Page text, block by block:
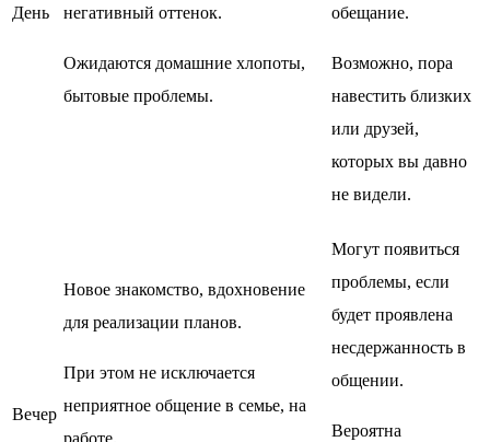
День
негативный оттенок.
Ожидаются домашние хлопоты,
бытовые проблемы.
обещание.
Возможно, пора
навестить близких
или друзей,
которых вы давно
не видели.
Вечер
Новое знакомство, вдохновение
для реализации планов.
При этом не исключается
неприятное общение в семье, на
работе.
Могут появиться
проблемы, если
будет проявлена
несдержанность в
общении.
Вероятна